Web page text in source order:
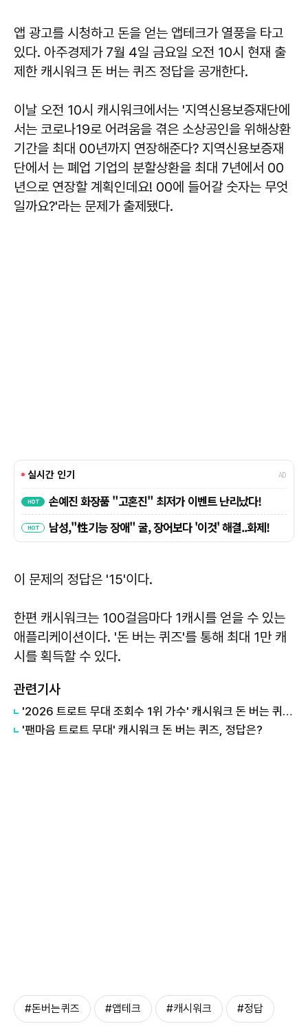
앱 광고를 시청하고 돈을 얻는 앱테크가 열풍을 타고
있다. 아주경제가 7월 4일 금요일 오전 10시 현재 출
제한 캐시워크 돈 버는 퀴즈 정답을 공개한다.
이날 오전 10시 캐시워크에서는 '지역신용보증재단에
서는 코로나19로 어려움을 겪은 소상공인을 위해상환
기간을 최대 00년까지 연장해준다? 지역신용보증재
단에서 는 폐업 기업의 분할상환을 최대 7년에서 00
년으로 연장할 계획인데요! 00에 들어갈 숫자는 무엇
일까요?'라는 문제가 출제됐다.
이 문제의 정답은 '15'이다.
한편 캐시워크는 100걸음마다 1캐시를 얻을 수 있는
애플리케이션이다. '돈 버는 퀴즈'를 통해 최대 1만 캐
시를 획득할 수 있다.
관련기사
'2026 트로트 무대 조회수 1위 가수' 캐시워크 돈 버는 퀴즈, 정답은?
'팬마음 트로트 무대' 캐시워크 돈 버는 퀴즈, 정답은?
#돈버는퀴즈 #앱테크 #캐시워크 #정답